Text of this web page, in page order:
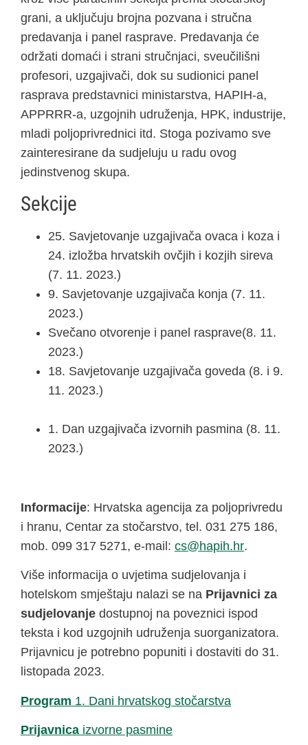
grani, a uključuju brojna pozvana i stručna
predavanja i panel rasprave. Predavanja će
održati domaći i strani stručnjaci, sveučilišni
profesori, uzgajivači, dok su sudionici panel
rasprava predstavnici ministarstva, HAPIH-a,
APPRRR-a, uzgojnih udruženja, HPK, industrije,
mladi poljoprivrednici itd. Stoga pozivamo sve
zainteresirane da sudjeluju u radu ovog
jedinstvenog skupa.
Sekcije
25. Savjetovanje uzgajivača ovaca i koza i
24. izložba hrvatskih ovčjih i kozjih sireva
(7. 11. 2023.)
9. Savjetovanje uzgajivača konja (7. 11.
Svečano otvorenje i panel rasprave(8. 11.
2023.)
18. Savjetovanje uzgajivača goveda (8. i 9.
11. 2023.)
1. Dan uzgajivača izvornih pasmina (8. 11.
2023.)
Informacije: Hrvatska agencija za poljoprivredu
i hranu, Centar za stočarstvo, tel. 031 275 186,
mob. 099 317 5271, e-mail:
rh.hipah
@sc .
Više informacija o uvjetima sudjelovanja i
hotelskom smještaju nalazi se na Prijavnici za
sudjelovanje dostupnoj na poveznici ispod
teksta i kod uzgojnih udruženja suorganizatora.
Prijavnicu je potrebno popuniti i dostaviti do 31.
listopada 2023.
Program 1. Dani hrvatskog stočarstva
Prijavnica izvorne pasmine